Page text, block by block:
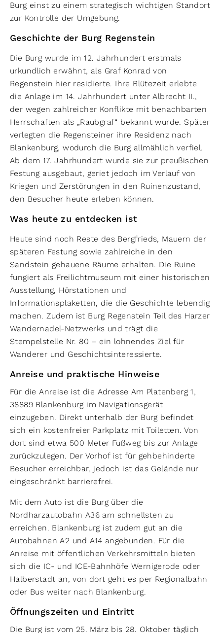
Burg einst zu einem strategisch wichtigen Standort
zur Kontrolle der Umgebung.
Geschichte der Burg Regenstein
Die Burg wurde im 12. Jahrhundert erstmals
urkundlich erwähnt, als Graf Konrad von
Regenstein hier residierte. Ihre Blütezeit erlebte
die Anlage im 14. Jahrhundert unter Albrecht II.,
der wegen zahlreicher Konflikte mit benachbarten
Herrschaften als „Raubgraf“ bekannt wurde. Später
verlegten die Regensteiner ihre Residenz nach
Blankenburg, wodurch die Burg allmählich verfiel.
Ab dem 17. Jahrhundert wurde sie zur preußischen
Festung ausgebaut, geriet jedoch im Verlauf von
Kriegen und Zerstörungen in den Ruinenzustand,
den Besucher heute erleben können.
Was heute zu entdecken ist
Heute sind noch Reste des Bergfrieds, Mauern der
späteren Festung sowie zahlreiche in den
Sandstein gehauene Räume erhalten. Die Ruine
fungiert als Freilichtmuseum mit einer historischen
Ausstellung, Hörstationen und
Informationsplaketten, die die Geschichte lebendig
machen. Zudem ist Burg Regenstein Teil des Harzer
Wandernadel-Netzwerks und trägt die
Stempelstelle Nr. 80 – ein lohnendes Ziel für
Wanderer und Geschichtsinteressierte.
Anreise und praktische Hinweise
Für die Anreise ist die Adresse Am Platenberg 1,
38889 Blankenburg im Navigationsgerät
einzugeben. Direkt unterhalb der Burg befindet
sich ein kostenfreier Parkplatz mit Toiletten. Von
dort sind etwa 500 Meter Fußweg bis zur Anlage
zurückzulegen. Der Vorhof ist für gehbehinderte
Besucher erreichbar, jedoch ist das Gelände nur
eingeschränkt barrierefrei.
Mit dem Auto ist die Burg über die
Nordharzautobahn A36 am schnellsten zu
erreichen. Blankenburg ist zudem gut an die
Autobahnen A2 und A14 angebunden. Für die
Anreise mit öffentlichen Verkehrsmitteln bieten
sich die IC- und ICE-Bahnhöfe Wernigerode oder
Halberstadt an, von dort geht es per Regionalbahn
oder Bus weiter nach Blankenburg.
Öffnungszeiten und Eintritt
Die Burg ist vom 25. März bis 28. Oktober täglich